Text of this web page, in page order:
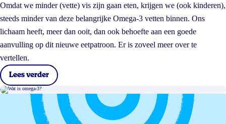
Omdat we minder (vette) vis zijn gaan eten, krijgen we (ook kinderen),
steeds minder van deze belangrijke Omega-3 vetten binnen. Ons
lichaam heeft, meer dan ooit, dan ook behoefte aan een goede
aanvulling op dit nieuwe eetpatroon. Er is zoveel meer over te
vertellen.
Lees verder